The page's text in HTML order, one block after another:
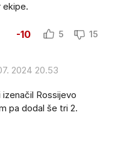
ekipe.
-10 5 15
2024 20.53
Rossijevo
pa dodal še tri 2.